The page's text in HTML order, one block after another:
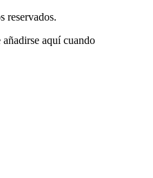
reservados.
aquí cuando